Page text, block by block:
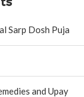
Sarp Dosh Puja
and Upay